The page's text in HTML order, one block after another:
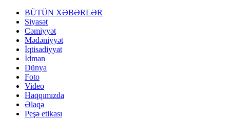
BÜTÜN XƏBƏRLƏR
Siyasət
Cəmiyyət
Mədəniyyət
İqtisadiyyat
İdman
Dünya
Foto
Video
Haqqımızda
Əlaqə
Peşə etikası